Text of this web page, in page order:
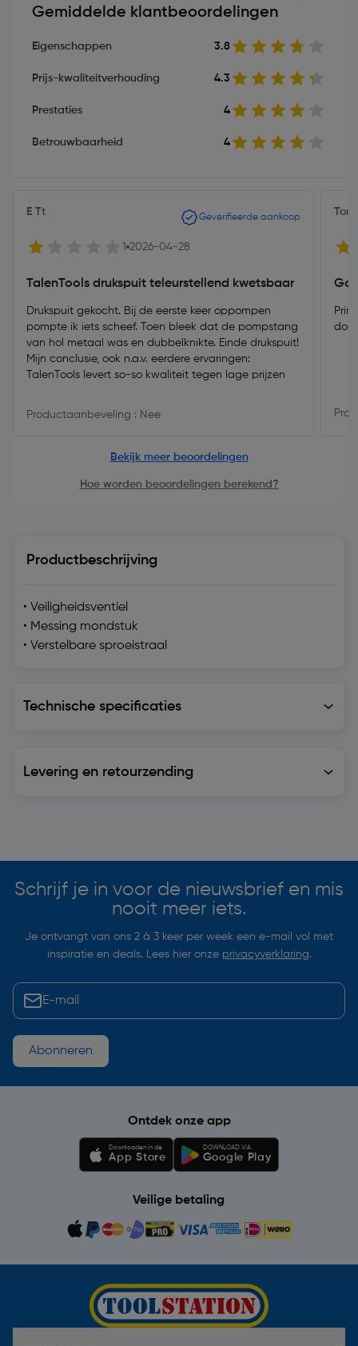
Gemiddelde klantbeoordelingen
Eigenschappen 3.8
Prijs-kwaliteitverhouding 4.3
Prestaties 4
Betrouwbaarheid 4
E Tt Geverifieerde aankoop
1 2026-04-28
TalenTools drukspuit teleurstellend kwetsbaar
Drukspuit gekocht. Bij de eerste keer oppompen
pompte ik iets scheef. Toen bleek dat de pompstang
van hol metaal was en dubbelknikte. Einde drukspuit!
Mijn conclusie, ook n.a.v. eerdere ervaringen:
TalenTools levert so-so kwaliteit tegen lage prijzen
Productaanbeveling : Nee
Ton
Bekijk meer beoordelingen
Hoe worden beoordelingen berekend?
Productbeschrijving
• Veiligheidsventiel
• Messing mondstuk
• Verstelbare sproeistraal
Technische specificaties
Levering en retourzending
Schrijf je in voor de nieuwsbrief en mis
nooit meer iets.
Je ontvangt van ons 2 à 3 keer per week een e-mail vol met
inspiratie en deals. Lees hier onze privacyverklaring.
Abonneren
Ontdek onze app
Downloaden in de
App Store
DOWNLOAD VIA
Google Play
Veilige betaling